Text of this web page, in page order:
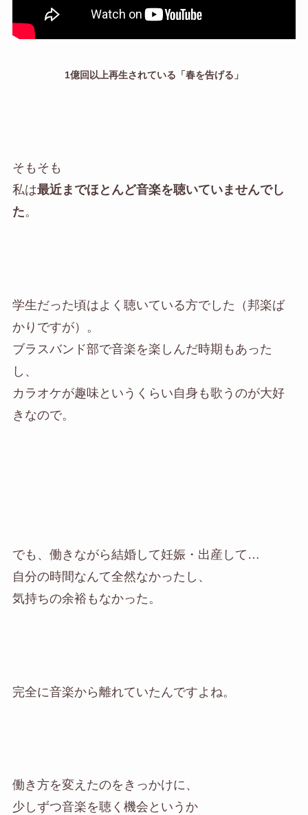
1億回以上再生されている「春を告げる」
そもそも
私は最近までほとんど音楽を聴いていませんでし
た。
学生だった頃はよく聴いている方でした（邦楽ば
かりですが）。
ブラスバンド部で音楽を楽しんだ時期もあった
し、
カラオケが趣味というくらい自身も歌うのが大好
きなので。
でも、働きながら結婚して妊娠・出産して…
自分の時間なんて全然なかったし、
気持ちの余裕もなかった。
完全に音楽から離れていたんですよね。
働き方を変えたのをきっかけに、
少しずつ音楽を聴く機会というか